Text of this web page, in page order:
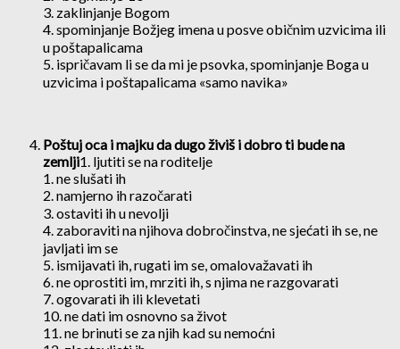
3. zaklinjanje Bogom
4. spominjanje Božjeg imena u posve običnim uzvicima ili
u poštapalicama
5. ispričavam li se da mi je psovka, spominjanje Boga u
uzvicima i poštapalicama «samo navika»
Poštuj oca i majku da dugo živiš i dobro ti bude na
zemlji1. ljutiti se na roditelje
1. ne slušati ih
2. namjerno ih razočarati
3. ostaviti ih u nevolji
4. zaboraviti na njihova dobročinstva, ne sjećati ih se, ne
javljati im se
5. ismijavati ih, rugati im se, omalovažavati ih
6. ne oprostiti im, mrziti ih, s njima ne razgovarati
7. ogovarati ih ili klevetati
10. ne dati im osnovno sa život
11. ne brinuti se za njih kad su nemoćni